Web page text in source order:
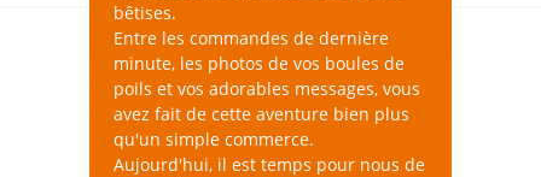
bêtises.
Entre les commandes de dernière
minute, les photos de vos boules de
poils et vos adorables messages, vous
avez fait de cette aventure bien plus
qu'un simple commerce.
Aujourd'hui, il est temps pour nous de